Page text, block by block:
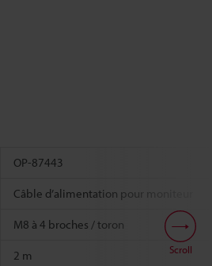
OP-87443
Câble d’alimentation pour moniteur
M8 à 4 broches / toron
2 m Scroll